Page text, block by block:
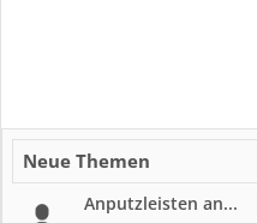
Neue Themen
Anputzleisten an...